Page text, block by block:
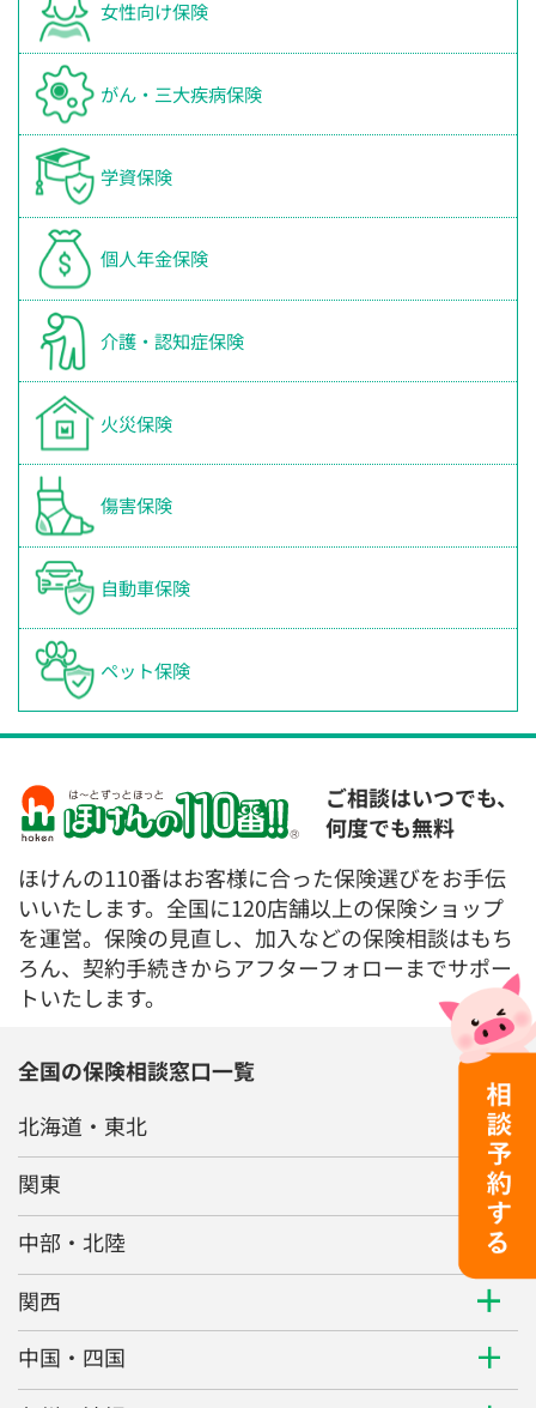
女性向け保険
がん・三大疾病保険
学資保険
個人年金保険
介護・認知症保険
火災保険
傷害保険
自動車保険
ペット保険
ご相談はいつでも、
何度でも無料
ほけんの110番はお客様に合った保険選びをお手伝
いいたします。全国に120店舗以上の保険ショップ
を運営。保険の見直し、加入などの保険相談はもち
ろん、契約手続きからアフターフォローまでサポー
トいたします。
全国の保険相談窓口一覧
北海道・東北
関東
中部・北陸
関西
中国・四国